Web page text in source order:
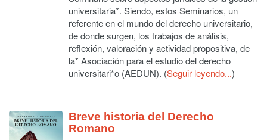
universitaria*. Siendo, estos Seminarios, un
referente en el mundo del derecho universita­rio,
de donde surgen, los trabajos de análisis,
reflexión, valoración y actividad propositi­va, de
la* Asociación para el estudio del derecho
universitari*o (AEDUN). (Seguir leyendo...)
Breve historia del Derecho
Romano